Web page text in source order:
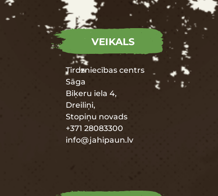
VEIKALS
Tirdzniecības centrs
Sāga
Biķeru iela 4,
Dreiliņi,
Stopiņu novads
+371 28083300
info@jahipaun.lv